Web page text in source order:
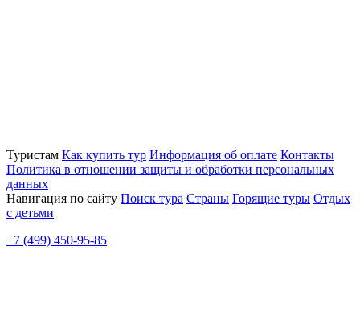
Туристам Как купить тур Информация об оплате Контакты
Политика в отношении защиты и обработки персональных
данных
Навигация по сайту Поиск тура Страны Горящие туры Отдых
с детьми
+7 (499) 450-95-85